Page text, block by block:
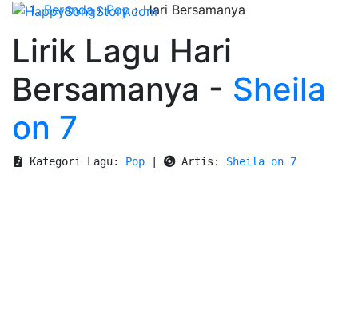
Beranda›Pop›Hari Bersamanya
Lirik Lagu Hari
Bersamanya - Sheila
on 7
Kategori Lagu: Pop Artis: Sheila on 7